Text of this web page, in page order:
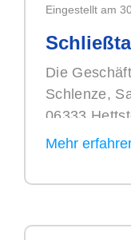
Eingestellt am
Die
Schlenze,
06333
07.09.2022
Aus diesem
gegeben. In